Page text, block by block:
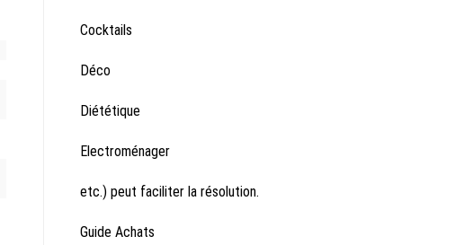
Cocktails
Déco
Diététique
Electroménager
etc.) peut faciliter la résolution.
Guide Achats